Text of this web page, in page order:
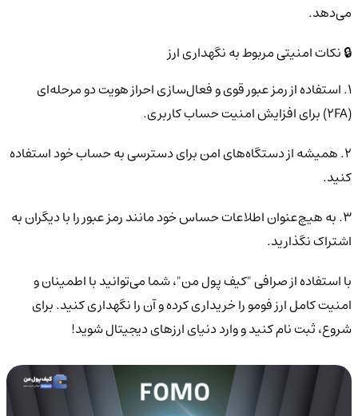
می‌دهد.
🔒 نکات امنیتی مربوط به نگهداری ارز
1. استفاده از رمز عبور قوی و فعال‌سازی احراز هویت دو مرحله‌ای
2. همیشه از دستگاه‌های امن برای دسترسی به حساب خود استفاده
کنید.
3. به هیچ‌عنوان اطلاعات حساس خود مانند رمز عبور را با دیگران به
اشتراک نگذارید.
با استفاده از صرافی "کیف پول من"، شما می‌توانید با اطمینان و
امنیت کامل ارز فومو را خریداری کرده و آن را نگهداری کنید. برای
شروع، ثبت نام کنید و وارد دنیای ارزهای دیجیتال شوید!